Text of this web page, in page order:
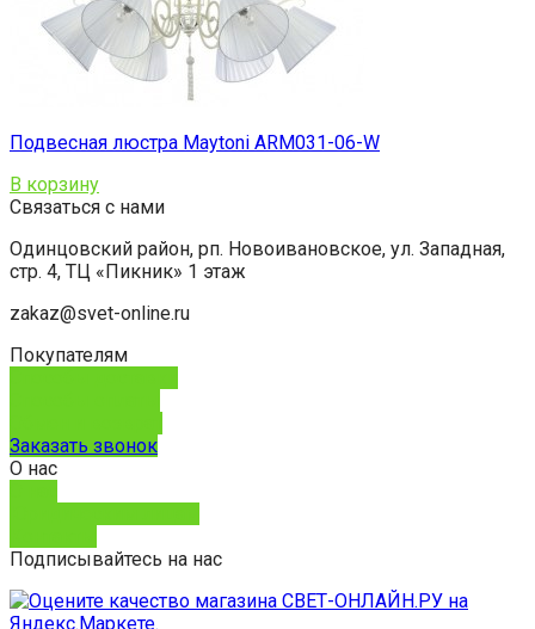
Подвесная люстра Maytoni ARM031-06-W
В корзину
Связаться с нами
Одинцовский район, рп. Новоивановское, ул. Западная,
стр. 4, ТЦ «Пикник» 1 этаж
zakaz@svet-online.ru
Покупателям
Заказать звонок
О нас
Подписывайтесь на нас